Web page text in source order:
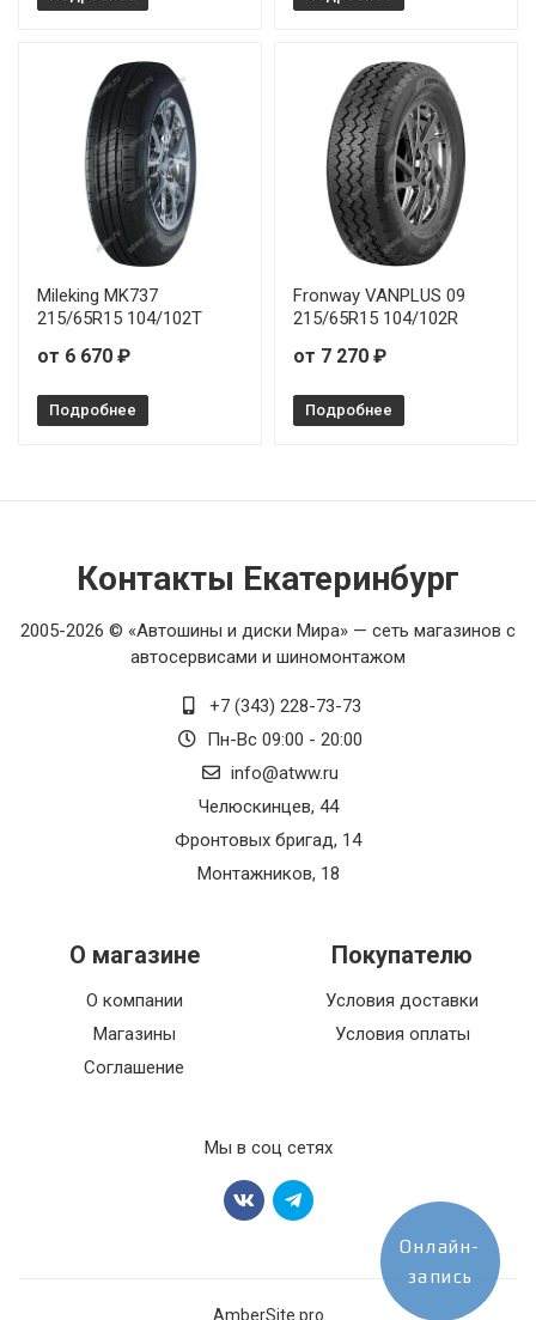
Mileking MK737
215/65R15 104/102T
от 6 670 ₽
Подробнее
Fronway VANPLUS 09
215/65R15 104/102R
от 7 270 ₽
Подробнее
Контакты Екатеринбург
2005-2026 © «Автошины и диски Мира» — сеть магазинов с
автосервисами и шиномонтажом
+7 (343) 228-73-73
Пн-Вс 09:00 - 20:00
info@atww.ru
Челюскинцев, 44
Фронтовых бригад, 14
Монтажников, 18
О магазине
О компании
Магазины
Соглашение
Покупателю
Условия доставки
Условия оплаты
Мы в соц сетях
AmberSite.pro
Онлайн-
запись